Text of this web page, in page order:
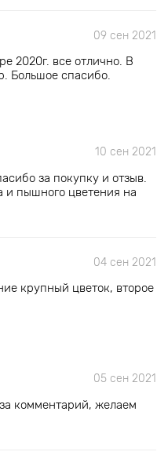
09 сен 2021
2020г. все отлично. В
Большое спасибо.
10 сен 2021
за покупку и отзыв.
и пышного цветения на
04 сен 2021
крупный цветок, второе
05 сен 2021
комментарий, желаем